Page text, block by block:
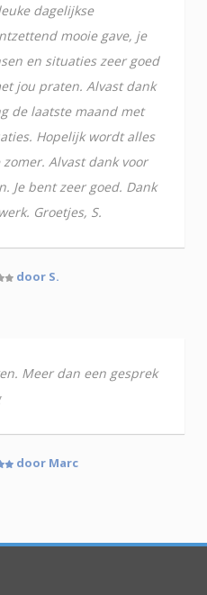
dagelijkse
mooie gave, je
en situaties zeer goed
jou praten. Alvast dank
de laatste maand met
Hopelijk wordt alles
Alvast dank voor
Je bent zeer goed. Dank
Groetjes, S.
door S.
Meer dan een gesprek
door Marc